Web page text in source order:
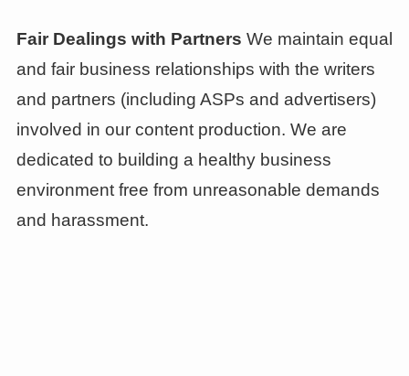
Fair Dealings with Partners We maintain equal
and fair business relationships with the writers
and partners (including ASPs and advertisers)
involved in our content production. We are
dedicated to building a healthy business
environment free from unreasonable demands
and harassment.